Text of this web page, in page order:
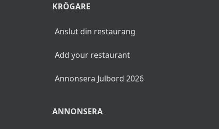
KRÖGARE
Anslut din restaurang
Add your restaurant
Annonsera Julbord 2026
ANNONSERA